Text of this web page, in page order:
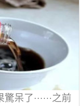
呆了······之前